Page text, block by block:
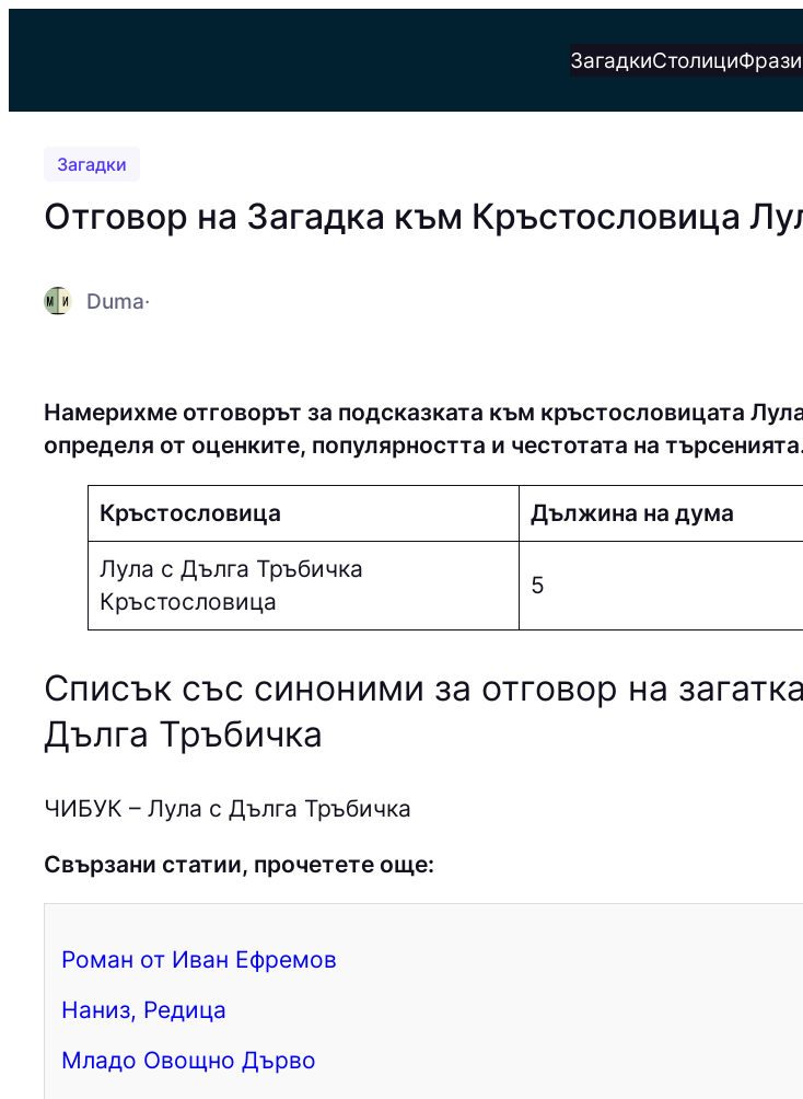
ЗагадкиСтолици
Загадки
Отговор на Загадка към Кръстословица
Duma·
Намерихме отговорът за подсказката към кръстословицата
определя от оценките, популярността и честотата на
Кръстословица Дължина на дума
Лула с Дълга Тръбичка
Кръстословица
5
Списък със синоними за отговор на
Дълга Тръбичка
ЧИБУК – Лула с Дълга Тръбичка
Свързани статии, прочетете още:
Роман от Иван Ефремов
Наниз, Редица
Младо Овощно Дърво